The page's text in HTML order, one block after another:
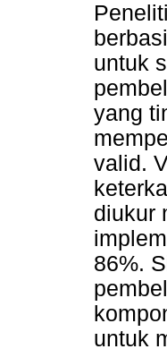
untuk
yang
valid.
diukur
86%.
untuk